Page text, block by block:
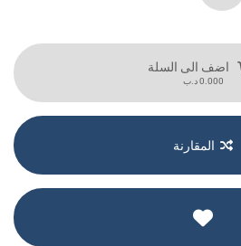
اضف الى السلة
0.000د.ب
المقارنة